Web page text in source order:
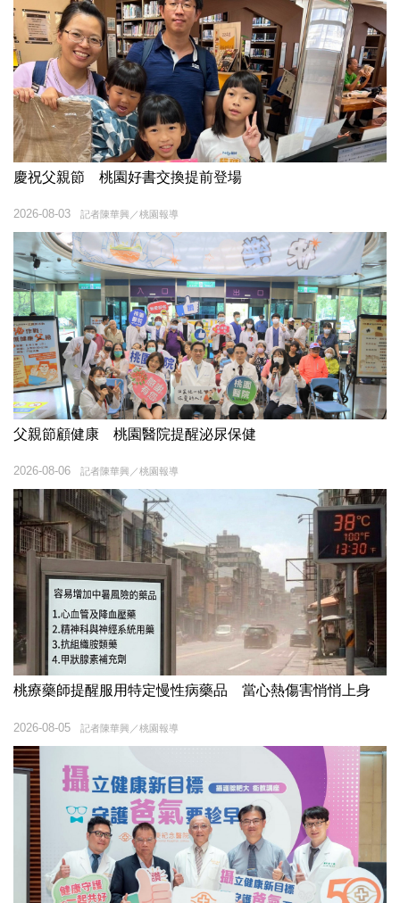
慶祝父親節 桃園好書交換提前登場
記者陳華興／桃園報導
2026-08-03
父親節顧健康 桃園醫院提醒泌尿保健
記者陳華興／桃園報導
2026-08-06
桃療藥師提醒服用特定慢性病藥品 當心熱傷害悄悄上身
記者陳華興／桃園報導
2026-08-05